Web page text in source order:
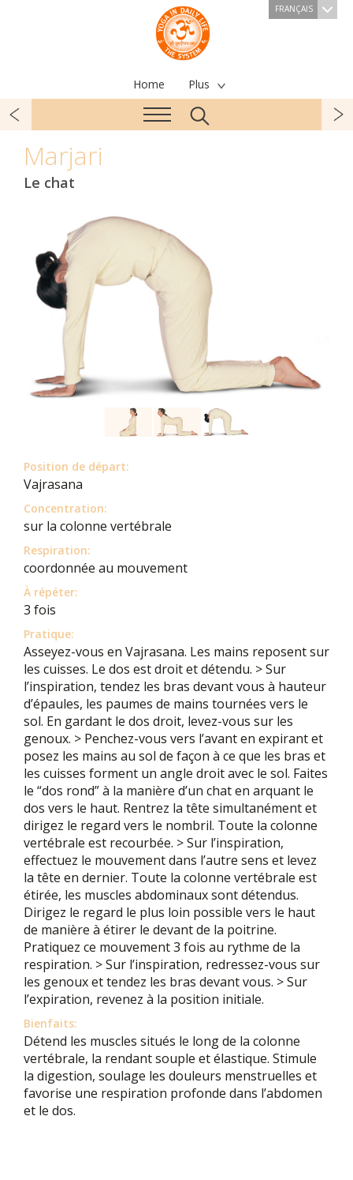
FRANÇAIS
Home Plus
Marjari
Le chat
Position de départ:
Vajrasana
Concentration:
sur la colonne vertébrale
Respiration:
coordonnée au mouvement
À répéter:
3 fois
Pratique:
Asseyez-vous en Vajrasana. Les mains reposent sur
les cuisses. Le dos est droit et détendu. > Sur
l’inspiration, tendez les bras devant vous à hauteur
d’épaules, les paumes de mains tournées vers le
sol. En gardant le dos droit, levez-vous sur les
genoux. > Penchez-vous vers l’avant en expirant et
posez les mains au sol de façon à ce que les bras et
les cuisses forment un angle droit avec le sol. Faites
le “dos rond” à la manière d’un chat en arquant le
dos vers le haut. Rentrez la tête simultanément et
dirigez le regard vers le nombril. Toute la colonne
vertébrale est recourbée. > Sur l’inspiration,
effectuez le mouvement dans l’autre sens et levez
la tête en dernier. Toute la colonne vertébrale est
étirée, les muscles abdominaux sont détendus.
Dirigez le regard le plus loin possible vers le haut
de manière à étirer le devant de la poitrine.
Pratiquez ce mouvement 3 fois au rythme de la
respiration. > Sur l’inspiration, redressez-vous sur
les genoux et tendez les bras devant vous. > Sur
l’expiration, revenez à la position initiale.
Bienfaits:
Détend les muscles situés le long de la colonne
vertébrale, la rendant souple et élastique. Stimule
la digestion, soulage les douleurs menstruelles et
favorise une respiration profonde dans l’abdomen
et le dos.